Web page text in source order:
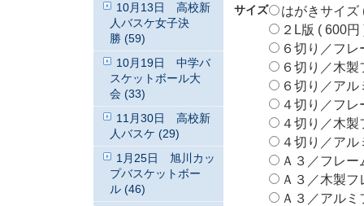
サイズ
はがきサイズ
２L版 ( 600円
６切り／フ
６切り／木
６切り／ア
４切り／フレ
４切り／木製
４切り／アル
Ａ３／フレ
Ａ３／木製
Ａ３／アル
10月13日 高校新
人バスケ女子決
勝 (59)
10月19日 中学バ
スケットボール大
会 (33)
11月30日 高校新
人バスケ (29)
1月25日 旭川カッ
プバスケットボー
ル (46)